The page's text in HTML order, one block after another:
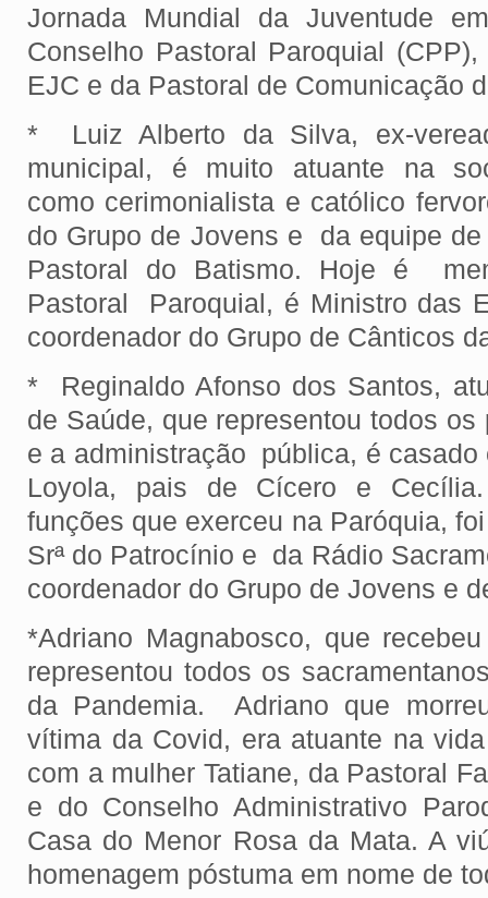
Jornada Mundial da Juventude
Conselho Pastoral Paroquial
EJC e da Pastoral de
* Luiz Alberto da Silva, ex-
municipal, é muito atuante na
como cerimonialista e católico
do Grupo de Jovens e da equipe
Pastoral do Batismo. Hoje é
Pastoral Paroquial, é Ministro das
coordenador do Grupo de Cânticos
* Reginaldo Afonso dos Santos,
de Saúde, que representou todos
e a administração pública, é casado
Loyola, pais de Cícero e
funções que exerceu na Paróquia,
Srª do Patrocínio e da Rádio
coordenador do Grupo de Jovens e
*Adriano Magnabosco, que
representou todos os
da Pandemia. Adriano que
vítima da Covid, era atuante na
com a mulher Tatiane, da Pastoral
e do Conselho Administrativo
Casa do Menor Rosa da Mata. A
homenagem póstuma em nome de